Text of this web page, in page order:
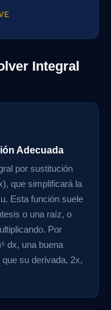
Integral
Adecuada
por sustitución
que simplificará la
Esta función suele
o una raíz, o
Por
dx, una buena
su derivada, 2x,